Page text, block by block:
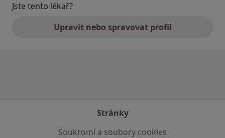
Jste tento lékař?
Upravit nebo spravovat profil
Stránky
Soukromí a soubory cookies